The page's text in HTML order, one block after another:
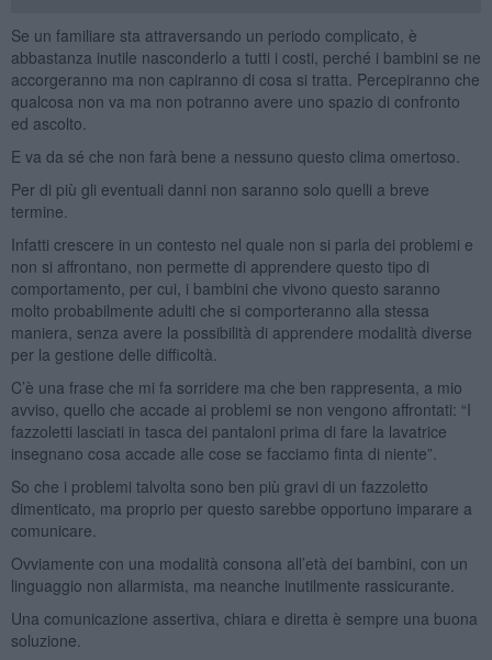
Se un familiare sta attraversando un periodo complicato, è
abbastanza inutile nasconderlo a tutti i costi, perché i bambini se ne
accorgeranno ma non capiranno di cosa si tratta. Percepiranno che
qualcosa non va ma non potranno avere uno spazio di confronto
ed ascolto.
E va da sé che non farà bene a nessuno questo clima omertoso.
Per di più gli eventuali danni non saranno solo quelli a breve
termine.
Infatti crescere in un contesto nel quale non si parla dei problemi e
non si affrontano, non permette di apprendere questo tipo di
comportamento, per cui, i bambini che vivono questo saranno
molto probabilmente adulti che si comporteranno alla stessa
maniera, senza avere la possibilità di apprendere modalità diverse
per la gestione delle difficoltà.
C’è una frase che mi fa sorridere ma che ben rappresenta, a mio
avviso, quello che accade ai problemi se non vengono affrontati: “I
fazzoletti lasciati in tasca dei pantaloni prima di fare la lavatrice
insegnano cosa accade alle cose se facciamo finta di niente”.
So che i problemi talvolta sono ben più gravi di un fazzoletto
dimenticato, ma proprio per questo sarebbe opportuno imparare a
comunicare.
Ovviamente con una modalità consona all’età dei bambini, con un
linguaggio non allarmista, ma neanche inutilmente rassicurante.
Una comunicazione assertiva, chiara e diretta è sempre una buona
soluzione.